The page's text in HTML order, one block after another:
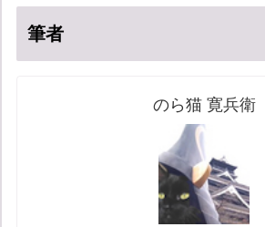
筆者
のら猫 寛兵衛